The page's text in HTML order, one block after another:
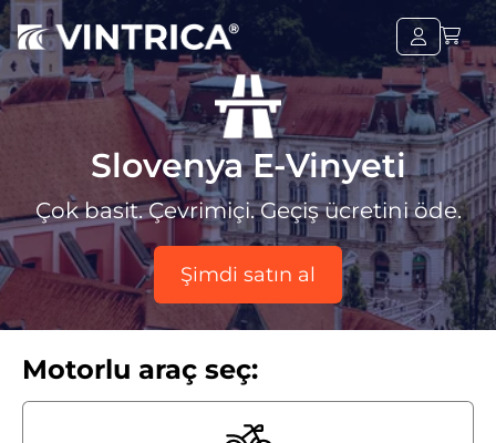
Slovenya E-Vinyeti
Çok basit. Çevrimiçi. Geçiş ücretini öde.
Şimdi satın al
Motorlu araç seç: